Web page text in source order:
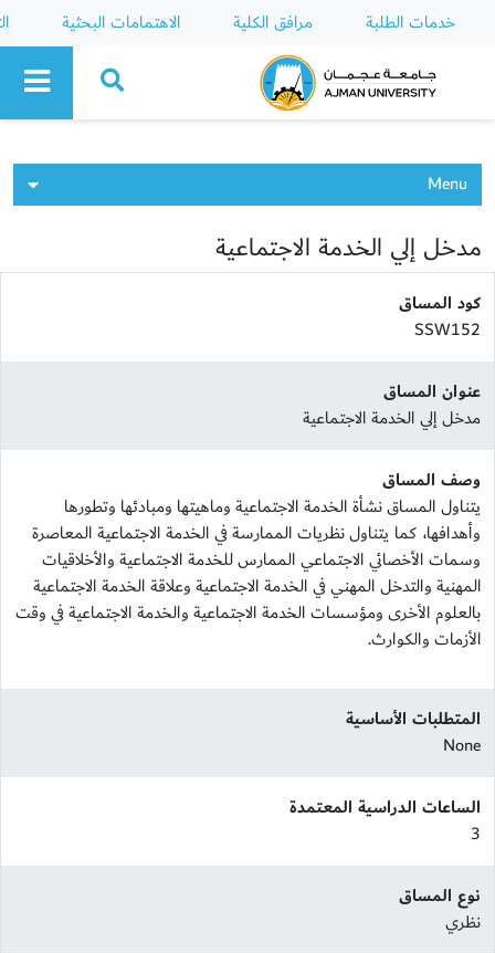
خدمات الطلبة مرافق الكلية الاهتمامات البحثية
Ajman University
Menu
مدخل إلي الخدمة الاجتماعية
كود المساق
SSW152
عنوان المساق
مدخل إلي الخدمة الاجتماعية
وصف المساق
يتناول المساق نشأة الخدمة الاجتماعية وماهيتها ومبادئها وتطورها
وأهدافها، كما يتناول نظريات الممارسة في الخدمة الاجتماعية المعاصرة
وسمات الأخصائي الاجتماعي الممارس للخدمة الاجتماعية والأخلاقيات
المهنية والتدخل المهني في الخدمة الاجتماعية وعلاقة الخدمة الاجتماعية
بالعلوم الأخرى ومؤسسات الخدمة الاجتماعية والخدمة الاجتماعية في وقت
الأزمات والكوارث.
المتطلبات الأساسية
None
الساعات الدراسية المعتمدة
3
نوع المساق
نظري